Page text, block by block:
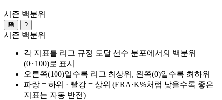
시즌 백분위
💾 ?
시즌 백분위
각 지표를 리그 규정 도달 선수 분포에서의 백분위
(0~100)로 표시
오른쪽(100)일수록 리그 최상위, 왼쪽(0)일수록 최하위
파랑 = 하위 · 빨강 = 상위 (ERA·K%처럼 낮을수록 좋은
지표는 자동 반전)